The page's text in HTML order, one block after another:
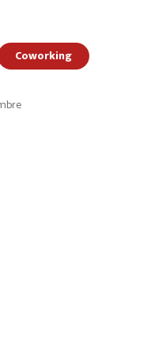
Coworking